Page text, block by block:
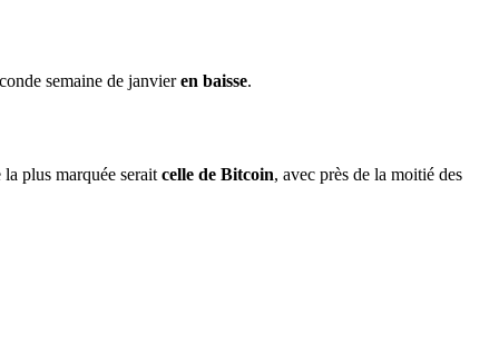
semaine de janvieren baisse.
plus marquée seraitcelle de Bitcoin, avec près de la moitié des